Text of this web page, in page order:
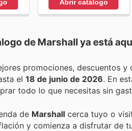
Abrir catálogo
de Marshall ya está
el 18 de junio de 2026 . En
todo lo que necesitas sin
de Marshall cerca tuyo o
y comienza a disfrutar de